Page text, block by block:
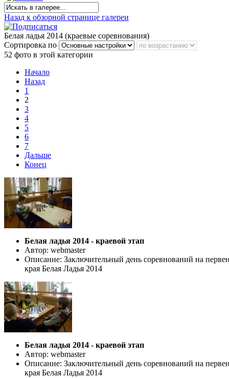
Назад к обзорной странице галереи
Белая ладья 2014 (краевые соревнования)
Сортировка по
52 фото в этой категории
Начало
Назад
1
2
3
4
5
6
7
Дальше
Конец
Белая ладья 2014 - краевой этап
Автор: webmaster
Описание: Заключительный день соревнований на
края Белая Ладья 2014
Белая ладья 2014 - краевой этап
Автор: webmaster
Описание: Заключительный день соревнований на
края Белая Ладья 2014